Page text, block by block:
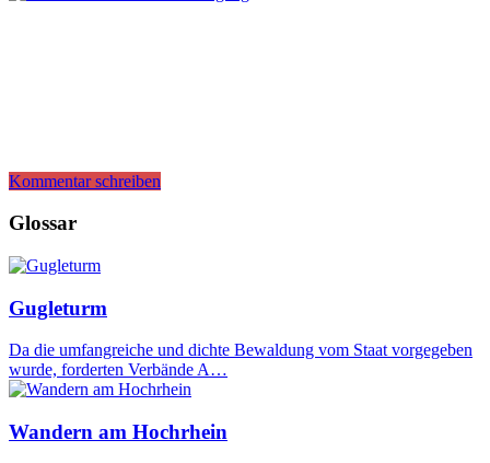
Kommentar schreiben
Glossar
Gugleturm
Da die umfangreiche und dichte Bewaldung vom Staat vorgegeben
wurde, forderten Verbände A…
Wandern am Hochrhein